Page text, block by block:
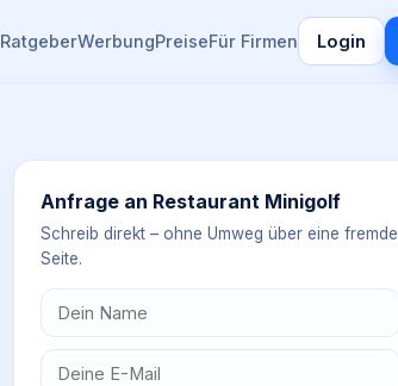
RatgeberWerbungPreiseFür Firmen Login
Anfrage an Restaurant Minigolf
Schreib direkt – ohne Umweg über eine fremde
Seite.